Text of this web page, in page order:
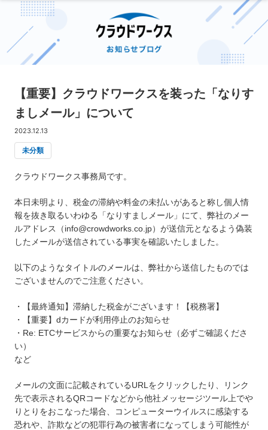
【重要】クラウドワークスを装った「なりす
ましメール」について
2023.12.13
未分類
クラウドワークス事務局です。
本日未明より、税金の滞納や料金の未払いがあると称し個人情
報を抜き取るいわゆる「なりすましメール」にて、弊社のメー
ルアドレス（info@crowdworks.co.jp）が送信元となるよう偽装
したメールが送信されている事実を確認いたしました。
以下のようなタイトルのメールは、弊社から送信したものでは
ございませんのでご注意ください。
・【最終通知】滞納した税金がございます！【税務署】
・【重要】dカードが利用停止のお知らせ
・Re: ETCサービスからの重要なお知らせ（必ずご確認くださ
い）
など
メールの文面に記載されているURLをクリックしたり、リンク
先で表示されるQRコードなどから他社メッセージツール上でや
りとりをおこなった場合、コンピューターウイルスに感染する
恐れや、詐欺などの犯罪行為の被害者になってしまう可能性が